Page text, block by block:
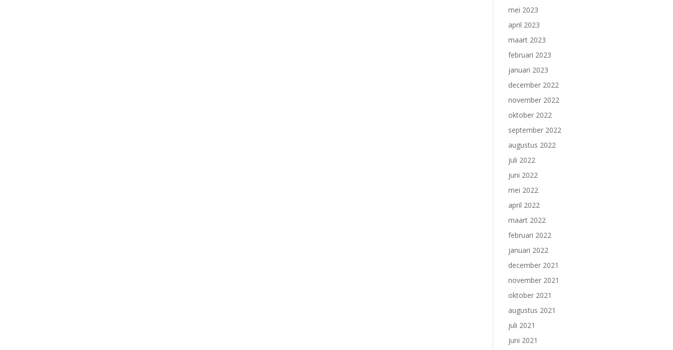
mei 2023
april 2023
maart 2023
februari 2023
januari 2023
december 2022
november 2022
oktober 2022
september 2022
augustus 2022
juli 2022
juni 2022
mei 2022
april 2022
maart 2022
februari 2022
januari 2022
december 2021
november 2021
oktober 2021
augustus 2021
juli 2021
juni 2021